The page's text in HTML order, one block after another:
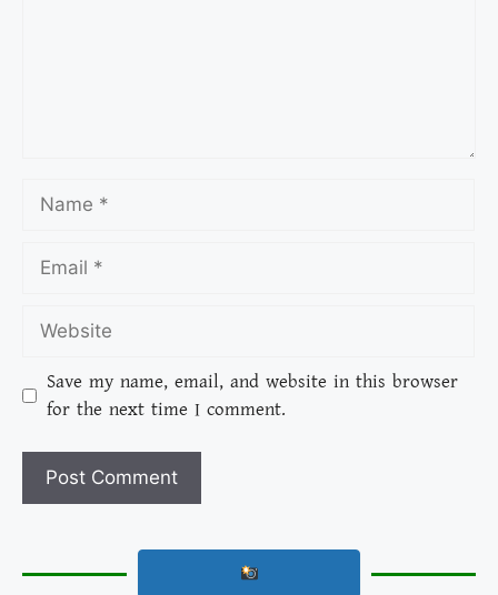
Save my name, email, and website in this browser
for the next time I comment.